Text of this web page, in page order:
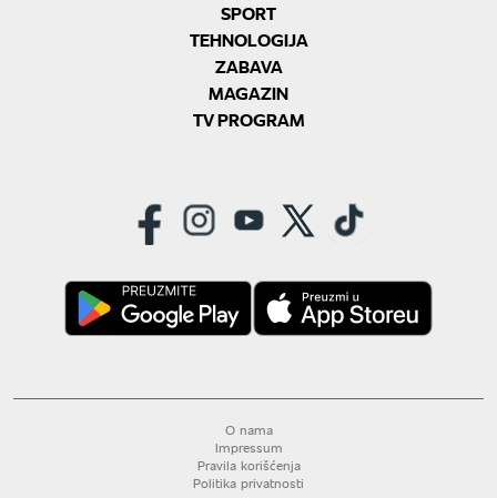
SPORT
TEHNOLOGIJA
ZABAVA
MAGAZIN
TV PROGRAM
O nama
Impressum
Pravila korišćenja
Politika privatnosti